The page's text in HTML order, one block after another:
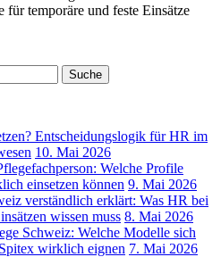
temporäre und feste Einsätze
Suche
Entscheidungslogik für HR im
10. Mai 2026
Welche Profile
einsetzen können 9. Mai 2026
verständlich erklärt: Was HR bei
wissen muss 8. Mai 2026
Schweiz: Welche Modelle sich
wirklich eignen 7. Mai 2026